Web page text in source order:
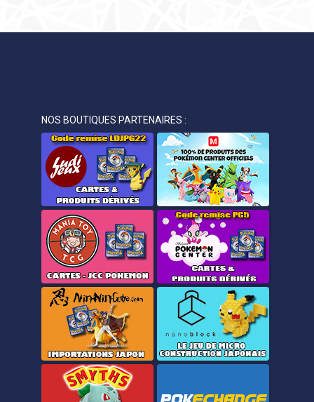
NOS BOUTIQUES PARTENAIRES :